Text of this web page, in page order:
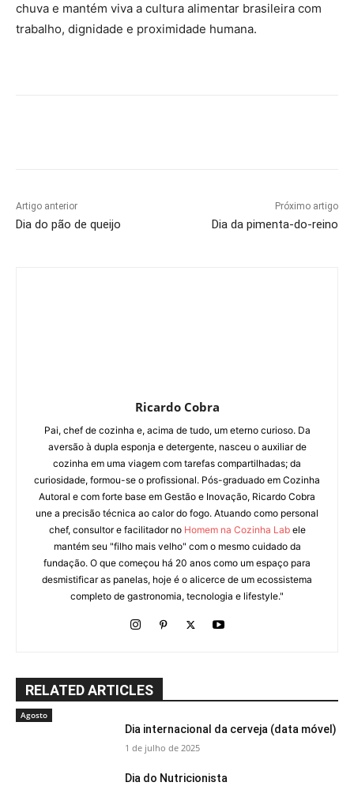
chuva e mantém viva a cultura alimentar brasileira com
trabalho, dignidade e proximidade humana.
Artigo anterior
Dia do pão de queijo
Próximo artigo
Dia da pimenta-do-reino
Ricardo Cobra
Pai, chef de cozinha e, acima de tudo, um eterno curioso. Da
aversão à dupla esponja e detergente, nasceu o auxiliar de
cozinha em uma viagem com tarefas compartilhadas; da
curiosidade, formou-se o profissional. Pós-graduado em Cozinha
Autoral e com forte base em Gestão e Inovação, Ricardo Cobra
une a precisão técnica ao calor do fogo. Atuando como personal
chef, consultor e facilitador no Homem na Cozinha Labele
mantém seu "filho mais velho" com o mesmo cuidado da
fundação. O que começou há 20 anos como um espaço para
desmistificar as panelas, hoje é o alicerce de um ecossistema
completo de gastronomia, tecnologia e lifestyle."
RELATED ARTICLES
Agosto
Dia internacional da cerveja (data móvel)
1 de julho de 2025
Dia do Nutricionista